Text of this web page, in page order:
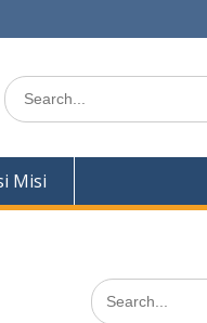
Search
for:
Misi
Search
for: